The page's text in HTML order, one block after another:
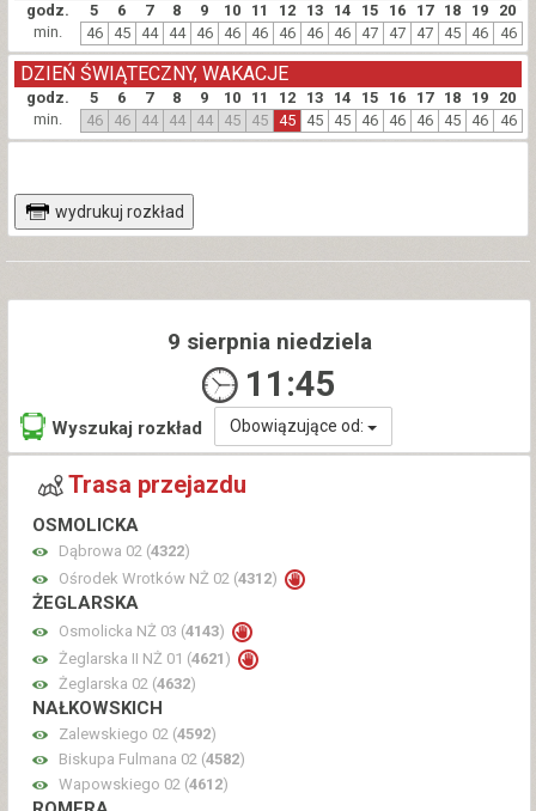
godz. 5 6 7 8 9 10 11 12 13 14 15 16 17 18 19 20
min. 46 45 44 44 46 46 46 46 46 46 47 47 47 45 46 46
godz. 5 6 7 8 9 10 11 12 13 14 15 16 17 18 19 20
DZIEŃ ŚWIĄTECZNY, WAKACJE
min. 46 46 44 44 44 45 45 45 45 45 46 46 46 45 46 46
wydrukuj rozkład
9 sierpnia niedziela
11:45
Wyszukaj rozkład Obowiązujące od:
Trasa przejazdu
OSMOLICKA
Dąbrowa 02 (4322)
Ośrodek Wrotków NŻ 02 (4312)
ŻEGLARSKA
Osmolicka NŻ 03 (4143)
Żeglarska II NŻ 01 (4621 )
Żeglarska 02 (4632)
NAŁKOWSKICH
Zalewskiego 02 (4592)
Biskupa Fulmana 02 (4582)
Wapowskiego 02 (4612)